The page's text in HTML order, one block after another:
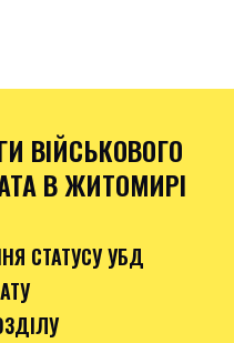
ВІЙСЬКОВОГО
В ЖИТОМИРІ
СТАТУСУ УБД